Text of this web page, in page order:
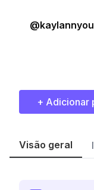
+ Adicionar
Visão geral